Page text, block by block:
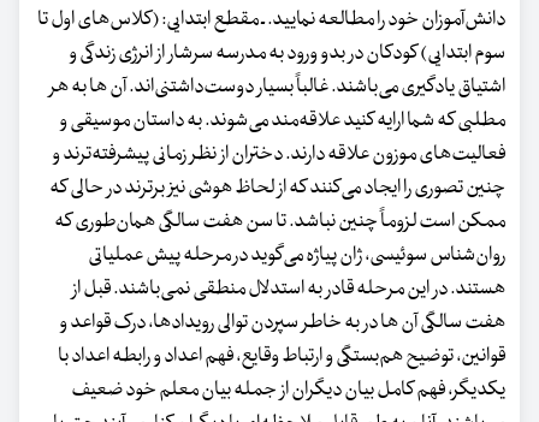
دانش‌آموزان خود را مطالعه نمایید. ـ مقطع ابتدایی: (کلاس‌های اول تا
سوم ابتدایی) کودکان در بدو ورود به مدرسه سرشار از انرژی زندگی و
اشتیاق یادگیری می‌باشند. غالباً بسیار دوست‌داشتنی‌اند. آن ها به هر
مطلبی که شما ارایه کنید علاقه‌مند می‌شوند. به داستان موسیقی و
فعالیت‌های موزون علاقه دارند. دختران از نظر زمانی پیشرفته‌ترند و
چنین تصوری را ایجاد می‌کنند که از لحاظ هوشی نیز برترند در حالی که
ممکن است لزوماً چنین نباشد. تا سن هفت سالگی همان‌طوری که
روان‌شناس سوئیسی، ژان پیاژه می‌گوید در مرحله‌ پیش عملیاتی
هستند. در این مرحله قادر به استدلال منطقی نمی‌باشند. قبل از
هفت سالگی آن ها در به خاطر سپردن توالی رویدادها، درک قواعد و
قوانین، توضیح هم‌بستگی و ارتباط وقایع، فهم اعداد و رابطه‌ اعداد با
یکدیگر، فهم کامل بیان دیگران از جمله بیان معلم خود ضعیف